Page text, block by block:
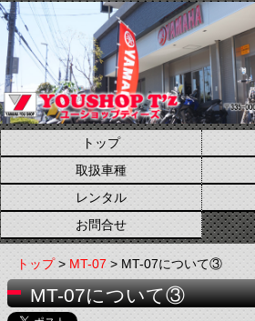
トップ
取扱車種
レンタル
お問合せ
トップ>MT-07> MT-07について③
MT-07について③